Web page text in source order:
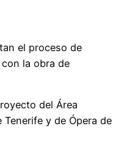
el proceso de
la obra de
del Área
y de Ópera de